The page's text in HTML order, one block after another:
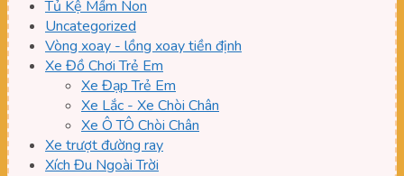
Tủ Kệ Mầm Non
Uncategorized
Vòng xoay - lồng xoay tiền định
Xe Đồ Chơi Trẻ Em
Xe Đạp Trẻ Em
Xe Lắc - Xe Chòi Chân
Xe Ô TÔ Chòi Chân
Xe trượt đường ray
Xích Đu Ngoài Trời